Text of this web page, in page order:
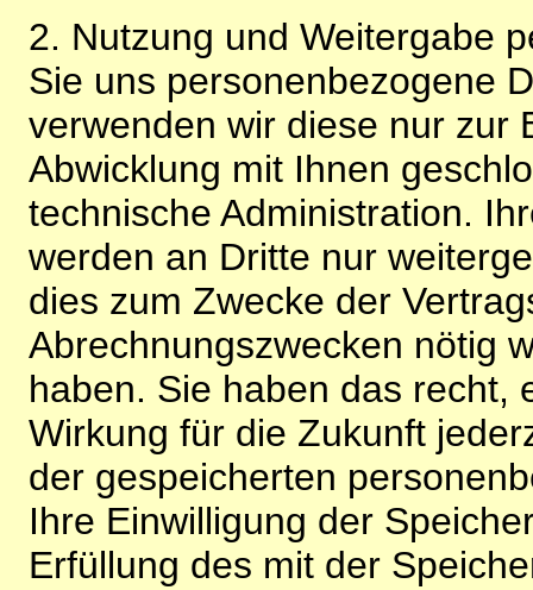
2. Nutzung und Weitergabe
Sie uns personenbezogene
verwenden wir diese nur zur
Abwicklung mit Ihnen
technische Administration.
werden an Dritte nur
dies zum Zwecke der
Abrechnungszwecken nötig
haben. Sie haben das recht,
Wirkung für die Zukunft
der gespeicherten
Ihre Einwilligung der
Erfüllung des mit der